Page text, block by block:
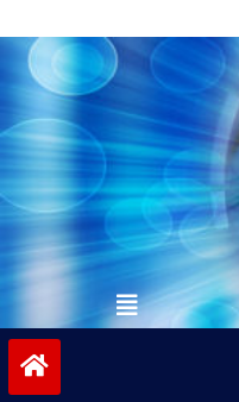
to
contentvinivida.lk